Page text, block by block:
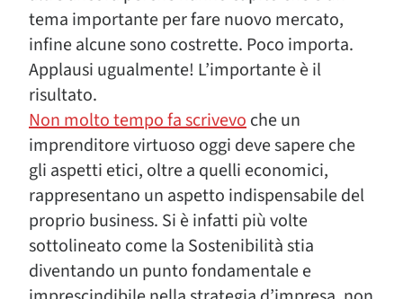
tema importante per fare nuovo mercato,
infine alcune sono costrette. Poco importa.
Applausi ugualmente! L’importante è il
risultato.
Non molto tempo fa scrivevoche un
imprenditore virtuoso oggi deve sapere che
gli aspetti etici, oltre a quelli economici,
rappresentano un aspetto indispensabile del
proprio business. Si è infatti più volte
sottolineato come la Sostenibilità stia
diventando un punto fondamentale e